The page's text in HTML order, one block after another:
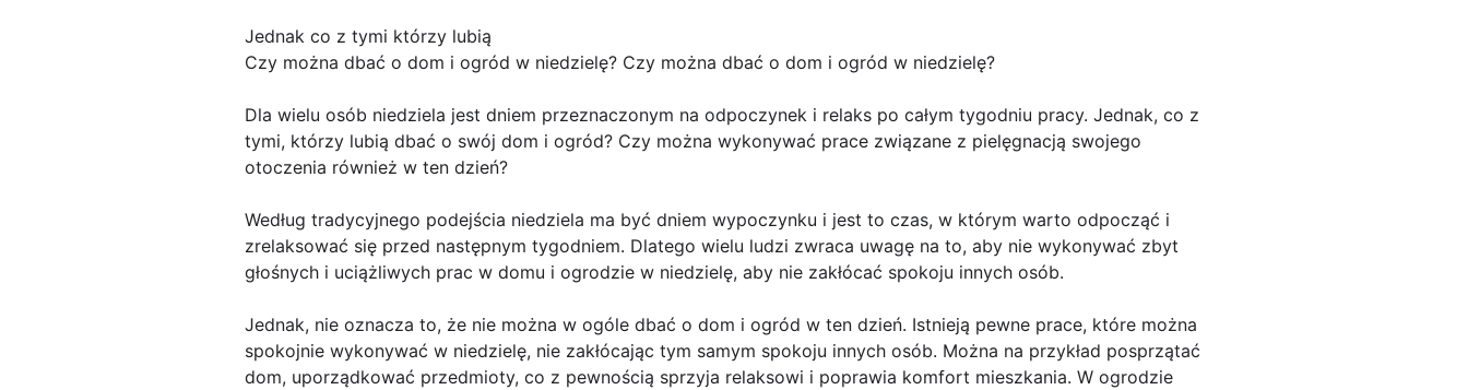
Jednak co z tymi którzy lubią
Czy można dbać o dom i ogród w niedzielę? Czy można dbać o dom i ogród w niedzielę?
Dla wielu osób niedziela jest dniem przeznaczonym na odpoczynek i relaks po całym tygodniu pracy. Jednak, co z
tymi, którzy lubią dbać o swój dom i ogród? Czy można wykonywać prace związane z pielęgnacją swojego
otoczenia również w ten dzień?
Według tradycyjnego podejścia niedziela ma być dniem wypoczynku i jest to czas, w którym warto odpocząć i
zrelaksować się przed następnym tygodniem. Dlatego wielu ludzi zwraca uwagę na to, aby nie wykonywać zbyt
głośnych i uciążliwych prac w domu i ogrodzie w niedzielę, aby nie zakłócać spokoju innych osób.
Jednak, nie oznacza to, że nie można w ogóle dbać o dom i ogród w ten dzień. Istnieją pewne prace, które można
spokojnie wykonywać w niedzielę, nie zakłócając tym samym spokoju innych osób. Można na przykład posprzątać
dom, uporządkować przedmioty, co z pewnością sprzyja relaksowi i poprawia komfort mieszkania. W ogrodzie